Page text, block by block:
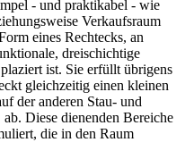
- und praktikabel - wie
Verkaufsraum
eines Rechtecks, an
dreischichtige
ist. Sie erfüllt übrigens
gleichzeitig einen kleinen
der anderen Stau- und
Diese dienenden Bereiche
die in den Raum